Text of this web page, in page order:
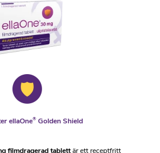
ellaOne®Golden Shield
filmdragerad tablettär ett receptfritt